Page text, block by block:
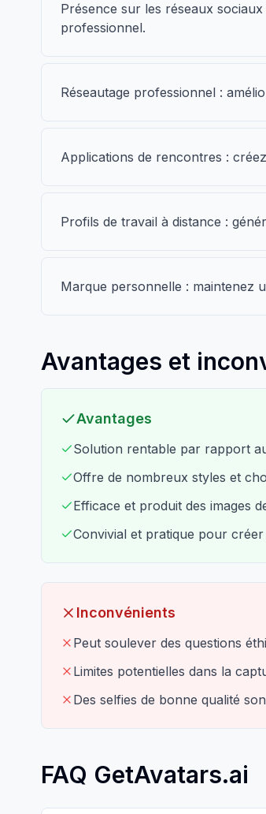
Présence sur les réseaux
professionnel.
Réseautage professionnel :
Applications de rencontres :
Profils de travail à distance :
Marque personnelle : maintenez
Avantages et
Avantages
Solution rentable par rapport
Offre de nombreux styles et
Efficace et produit des images
Convivial et pratique pour
Inconvénients
Peut soulever des questions
Limites potentielles dans la
Des selfies de bonne qualité
FAQ GetAvatars.ai